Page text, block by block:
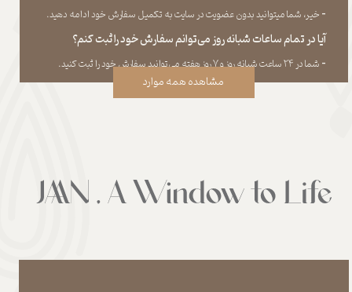
​​​​​​​- خیر، شما میتوانید بدون عضویت در سایت به تکمیل سفارش خود ادامه دهید.​​​​​​​
آیا در تمام ساعات شبانه روز می‌توانم سفارش خود را ثبت کنم؟
​​​​​​​​​​​​​​- شما در ۲۴ ساعت شبانه روز و ۷ روز هفته می‌‏توانید سفارش خود را ثبت کنید.
مشاهده همه موارد